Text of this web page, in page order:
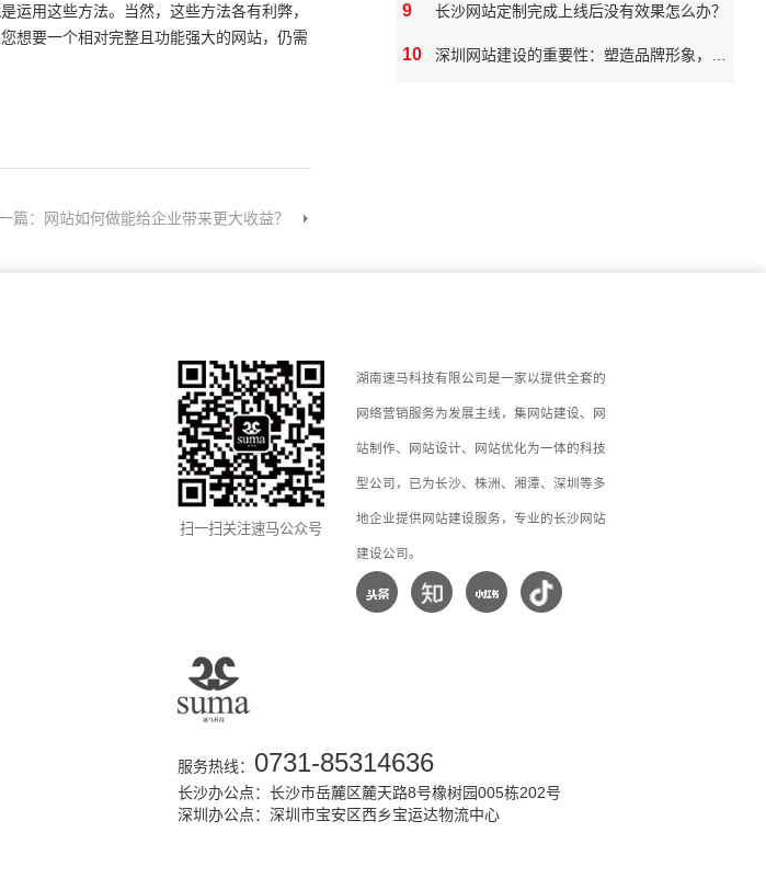
用这些方法。当然，这些方法各有利弊，
想要一个相对完整且功能强大的网站，仍需
篇：网站如何做能给企业带来更大收益？
9 长沙网站定制完成上线后没有效果怎么办？
10
扫一扫关注速马公众号
湖南速马科技有限公司是一家以提供全套的
网络营销服务为发展主线，集网站建设、网
站制作、网站设计、网站优化为一体的科技
型公司，已为长沙、株洲、湘潭、深圳等多
地企业提供网站建设服务，专业的长沙网站
建设公司。
服务热线： 0731-85314636
长沙办公点：长沙市岳麓区麓天路8号橡树园005栋202号
深圳办公点：深圳市宝安区西乡宝运达物流中心